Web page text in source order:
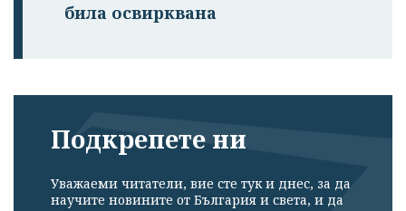
била освирквана
Подкрепете ни
Уважаеми читатели, вие сте тук и днес, за да
научите новините от България и света, и да